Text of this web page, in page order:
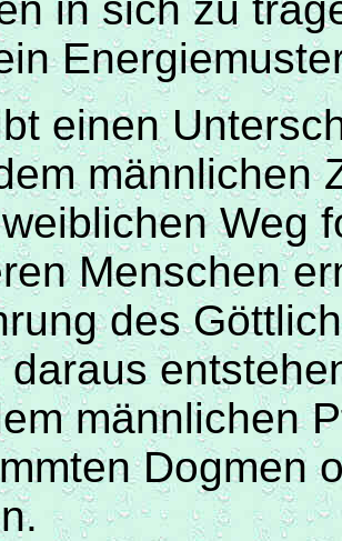
einen
männlichen
Weg
Menschen
des
daraus
männlichen
Dogmen